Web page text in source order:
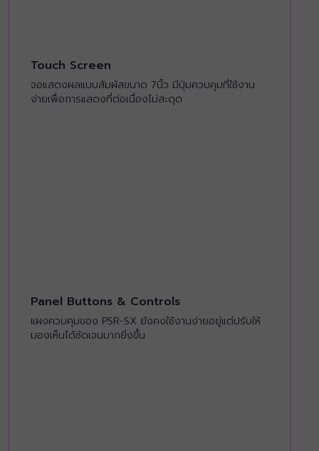
Touch Screen
จอแสดงผลแบบสัมผัสขนาด 7นิ้ว มีปุ่มควบคุมที่ใช้งาน
ง่ายเพื่อการแสดงที่ต่อเนื่องไม่สะดุด
Panel Buttons & Controls
แผงควบคุมของ PSR-SX ยังคงใช้งานง่ายอยู่แต่ปรับให้
มองเห็นได้ชัดเจนมากยิ่งขึ้น